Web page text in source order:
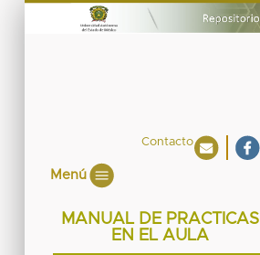
Contacto
Menú
MANUAL DE PRACTICAS
EN EL AULA